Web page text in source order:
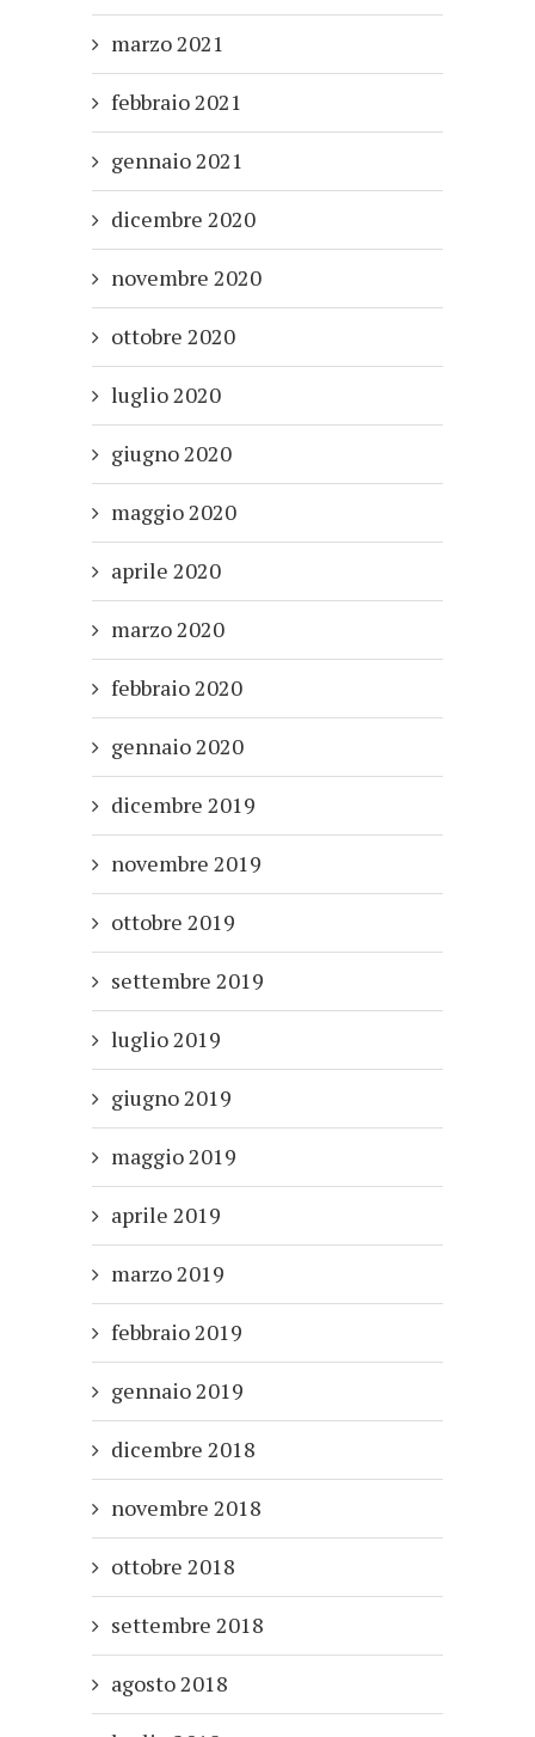
marzo 2021
febbraio 2021
gennaio 2021
dicembre 2020
novembre 2020
ottobre 2020
luglio 2020
giugno 2020
maggio 2020
aprile 2020
marzo 2020
febbraio 2020
gennaio 2020
dicembre 2019
novembre 2019
ottobre 2019
settembre 2019
luglio 2019
giugno 2019
maggio 2019
aprile 2019
marzo 2019
febbraio 2019
gennaio 2019
dicembre 2018
novembre 2018
ottobre 2018
settembre 2018
agosto 2018